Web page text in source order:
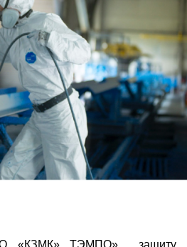
«КЗМК» ТЭМПО» защиту